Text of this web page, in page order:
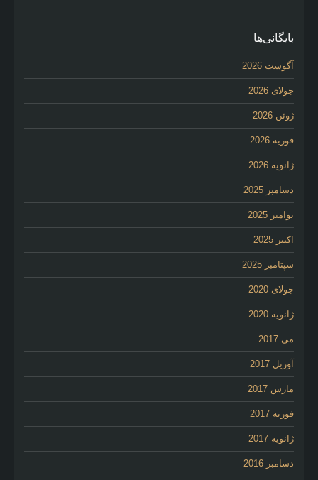
بایگانی‌ها
آگوست 2026
جولای 2026
ژوئن 2026
فوریه 2026
ژانویه 2026
دسامبر 2025
نوامبر 2025
اکتبر 2025
سپتامبر 2025
جولای 2020
ژانویه 2020
می 2017
آوریل 2017
مارس 2017
فوریه 2017
ژانویه 2017
دسامبر 2016